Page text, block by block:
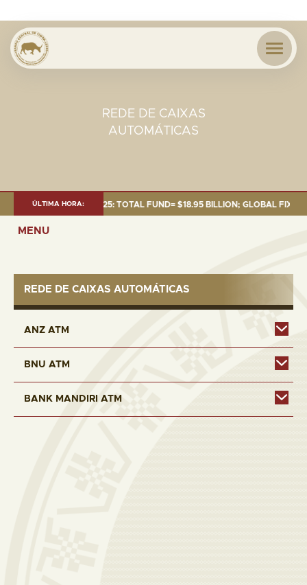
REDE DE CAIXAS
AUTOMÁTICAS
ÚLTIMA HORA:
AS OF 30 SEP. 2025: TOTAL FUND= $18.95 BILLION; GLOBAL FIXED
MENU
REDE DE CAIXAS AUTOMÁTICAS
ANZ ATM
BNU ATM
BANK MANDIRI ATM